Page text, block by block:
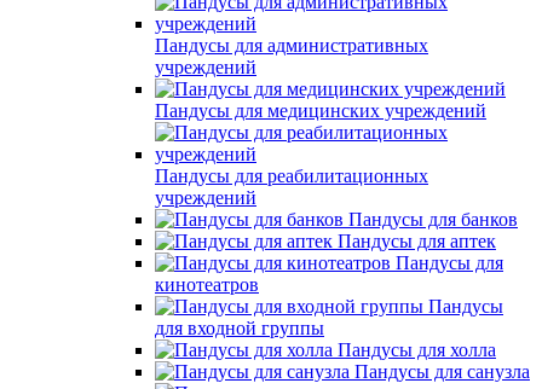
Пандусы для административных
учреждений
Пандусы для медицинских учреждений
Пандусы для реабилитационных
учреждений
Пандусы для банков
Пандусы для аптек
Пандусы для
кинотеатров
Пандусы
для входной группы
Пандусы для холла
Пандусы для санузла